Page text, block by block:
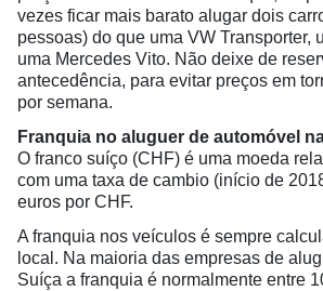
vezes ficar mais barato alugar dois
pessoas) do que uma VW Transporter,
uma Mercedes Vito. Não deixe de
antecedência, para evitar preços em
por semana.
Franquia no aluguer de automóvel
O franco suíço (CHF) é uma moeda
com uma taxa de cambio (início de
euros por CHF.
A franquia nos veículos é sempre
local. Na maioria das empresas de
Suíça a franquia é normalmente entre